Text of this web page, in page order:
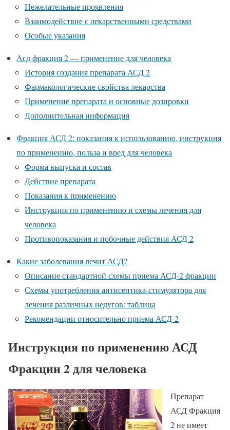
Нежелательные проявления
Взаимодействие с лекарственными средствами
Особые указания
Асд фракция 2 — применение для человека
История создания препарата АСД 2
Фармакологические свойства лекарства
Применение препарата и основные дозировки
Дополнительная информация
Фракция АСД 2: показания к использованию, инструкция
по применению, польза и вред для человека
Форма выпуска и состав
Действие препарата
Показания к применению
Инструкция по применению и схемы лечения для
человека
Противопоказания и побочные действия АСД 2
Какие заболевания лечит АСД?
Описание стандартной схемы приема АСД-2 фракции
Схемы употребления антисептика-стимулятора для
лечения различных недугов: таблица
Рекомендации относительно приема АСД-2
Инструкция по применению АСД
Фракции 2 для человека
Препарат
АСД Фракция
2 не имеет